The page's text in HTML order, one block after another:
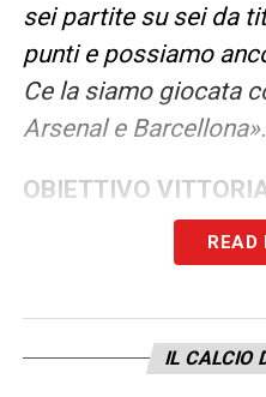
sei partite su sei da
punti e possiamo
Ce la siamo giocata
Arsenal e Barcellona».
OBIETTIVO
l’Olympiakos parla la
sempre a vincere. In
ripeterci in
Supercoppa. In
READ
IL CALCIO